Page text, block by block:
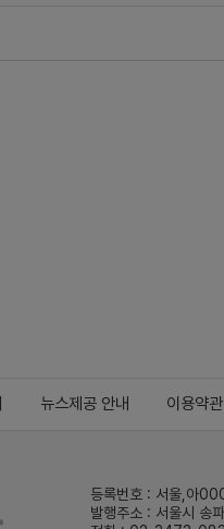
뉴스제공 안내 이용약관
등록번호 : 서울,아
발행주소 : 서울시 송